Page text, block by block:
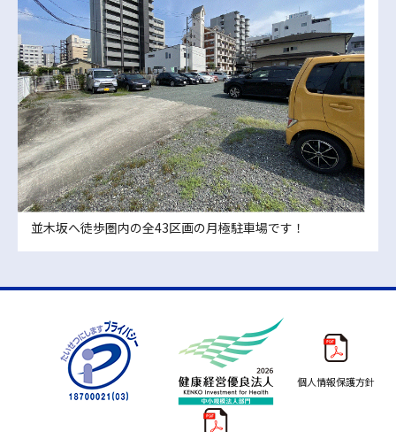
並木坂へ徒歩圏内の全43区画の月極駐車場です！
個人情報保護方針